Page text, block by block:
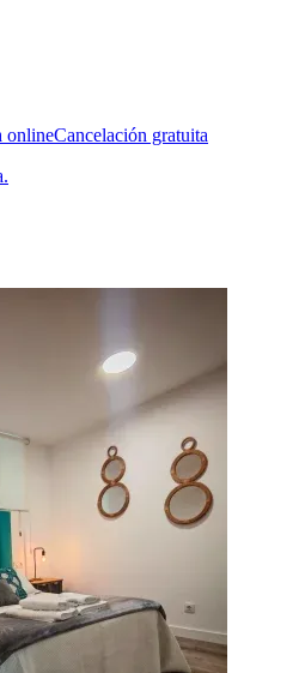
onlineCancelación gratuita